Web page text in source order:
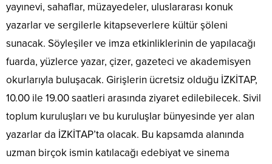
yayınevi, sahaflar, müzayedeler, uluslararası konuk
yazarlar ve sergilerle kitapseverlere kültür şöleni
sunacak. Söyleşiler ve imza etkinliklerinin de yapılacağı
fuarda, yüzlerce yazar, çizer, gazeteci ve akademisyen
okurlarıyla buluşacak. Girişlerin ücretsiz olduğu İZKİTAP,
10.00 ile 19.00 saatleri arasında ziyaret edilebilecek. Sivil
toplum kuruluşları ve bu kuruluşlar bünyesinde yer alan
yazarlar da İZKİTAP’ta olacak. Bu kapsamda alanında
uzman birçok ismin katılacağı edebiyat ve sinema